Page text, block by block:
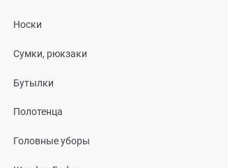
Носки
Сумки, рюкзаки
Бутылки
Полотенца
Головные уборы